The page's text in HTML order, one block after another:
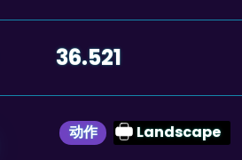
36.521
动作 Landscape